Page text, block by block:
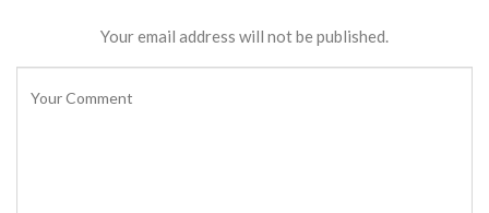
Your email address will not be published.